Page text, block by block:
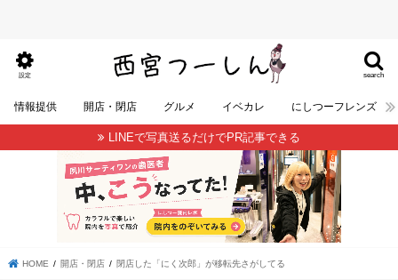
search
設定
情報提供 開店・閉店 グルメ イベカレ にしつーフレンズ
LINEで写真送るだけでPR記事できる
HOME 開店・閉店 閉店した「にく次郎」が移転先さがしてる